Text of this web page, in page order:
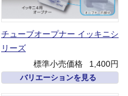
チューブオープナー イッキニシ
リーズ
標準小売価格
1,400円
バリエーションを見る